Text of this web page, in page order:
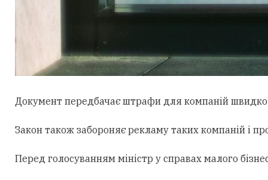
Документ передбачає штрафи для компаній
Закон також забороняє рекламу таких компаній і
Перед голосуванням міністр у справах малого